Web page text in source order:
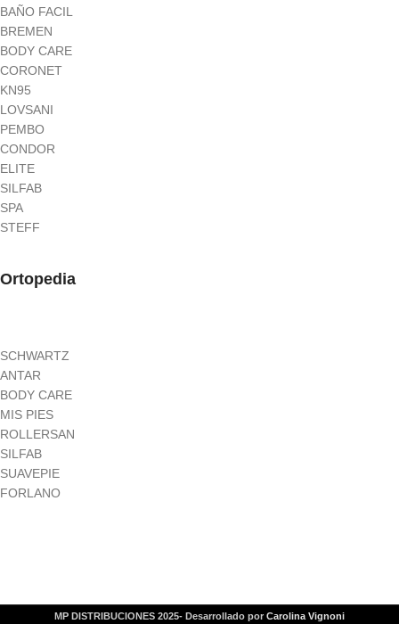
BAÑO FACIL
BREMEN
BODY CARE
CORONET
KN95
LOVSANI
PEMBO
CONDOR
ELITE
SILFAB
SPA
STEFF
Ortopedia
SCHWARTZ
ANTAR
BODY CARE
MIS PIES
ROLLERSAN
SILFAB
SUAVEPIE
FORLANO
MP DISTRIBUCIONES 2025- Desarrollado por Carolina Vignoni